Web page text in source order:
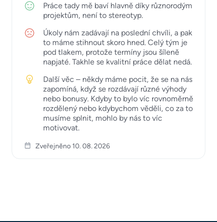
Práce tady mě baví hlavně díky různorodým
projektům, není to stereotyp.
Úkoly nám zadávají na poslední chvíli, a pak
to máme stihnout skoro hned. Celý tým je
pod tlakem, protože termíny jsou šíleně
napjaté. Takhle se kvalitní práce dělat nedá.
Další věc – někdy máme pocit, že se na nás
zapomíná, když se rozdávají různé výhody
nebo bonusy. Kdyby to bylo víc rovnoměrně
rozdělený nebo kdybychom věděli, co za to
musíme splnit, mohlo by nás to víc
motivovat.
Zveřejněno 10. 08. 2026